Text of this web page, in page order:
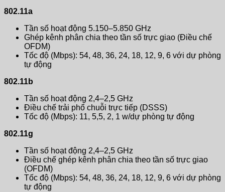
802.11a
Tần số hoạt động 5.150–5.850 GHz
Ghép kênh phân chia theo tần số trực giao (Điều chế
OFDM)
Tốc độ (Mbps): 54, 48, 36, 24, 18, 12, 9, 6 với dự phòng
tự động
802.11b
Tần số hoạt động 2,4–2,5 GHz
Điều chế trải phổ chuỗi trực tiếp (DSSS)
Tốc độ (Mbps): 11, 5,5, 2, 1 w/dự phòng tự động
802.11g
Tần số hoạt động 2,4–2,5 GHz
Điều chế ghép kênh phân chia theo tần số trực giao
(OFDM)
Tốc độ (Mbps): 54, 48, 36, 24, 18, 12, 9, 6 với dự phòng
tự động